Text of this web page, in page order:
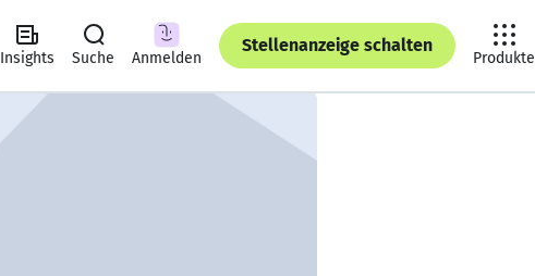
Insights Suche Anmelden
Stellenanzeige schalten
Produkte